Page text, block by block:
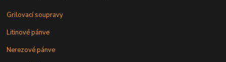
Grilovací soupravy
Litinové pánve
Nerezové pánve